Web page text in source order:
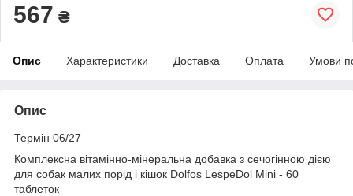
567 ₴
Опис Характеристики Доставка Оплата Умови
Опис
Термін 06/27
Комплексна вітамінно-мінеральна добавка з сечогінною дією
для собак малих порід і кішок Dolfos LespeDol Mini - 60
таблеток